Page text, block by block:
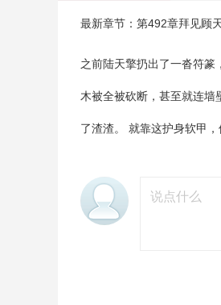
最新章节：第492章拜见顾
之前陆天擎扔出了一沓符篆
木被全被砍断，甚至就连
了渣渣。 就靠这护身软甲